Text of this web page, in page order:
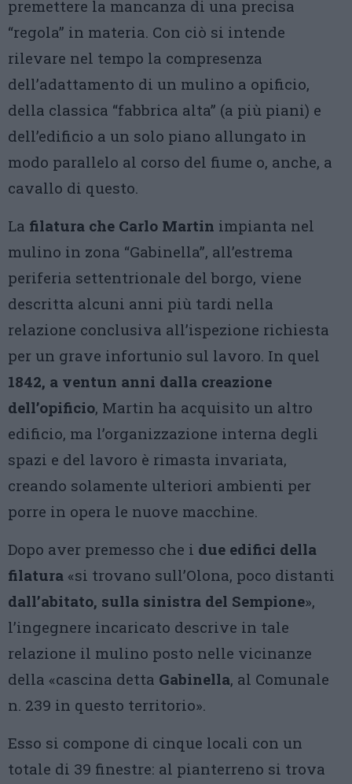
premettere la mancanza di una precisa
“regola” in materia. Con ciò si intende
rilevare nel tempo la compresenza
dell’adattamento di un mulino a opificio,
della classica “fabbrica alta” (a più piani) e
dell’edificio a un solo piano allungato in
modo parallelo al corso del fiume o, anche, a
cavallo di questo.
La filatura che Carlo Martin impianta nel
mulino in zona “Gabinella”, all’estrema
periferia settentrionale del borgo, viene
descritta alcuni anni più tardi nella
relazione conclusiva all’ispezione richiesta
per un grave infortunio sul lavoro. In quel
1842, a ventun anni dalla creazione
dell’opificio, Martin ha acquisito un altro
edificio, ma l’organizzazione interna degli
spazi e del lavoro è rimasta invariata,
creando solamente ulteriori ambienti per
porre in opera le nuove macchine.
Dopo aver premesso che i due edifici della
filatura «si trovano sull’Olona, poco distanti
dall’abitato, sulla sinistra del Sempione»,
l’ingegnere incaricato descrive in tale
relazione il mulino posto nelle vicinanze
della «cascina detta Gabinella, al Comunale
n. 239 in questo territorio».
Esso si compone di cinque locali con un
totale di 39 finestre: al pianterreno si trova